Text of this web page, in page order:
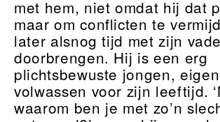
met hem, niet omdat hij dat
maar om conflicten te
later alsnog tijd met zijn
doorbrengen. Hij is een erg
plichtsbewuste jongen,
volwassen voor zijn leeftijd.
waarom ben je met zo’n